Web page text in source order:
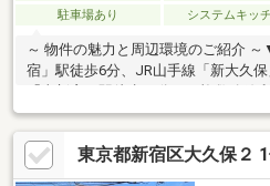
駐車場あり
システムキッ
～ 物件の魅力と周辺環境のご紹介
宿」駅徒歩6分、JR山手線「新大久
都心部の主要エリアへスムーズにア
休日のお出かけまで、アクティブな
▼弊社限定家具家電30万円分キャッ
♪お得に購入が可能♪＊住宅ローン無
東京都新宿区大久保２